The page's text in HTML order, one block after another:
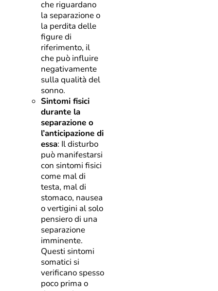
che riguardano
la separazione o
la perdita delle
figure di
riferimento, il
che può influire
negativamente
sulla qualità del
sonno.
Sintomi fisici
durante la
separazione o
l’anticipazione di
essa: Il disturbo
può manifestarsi
con sintomi fisici
come mal di
testa, mal di
stomaco, nausea
o vertigini al solo
pensiero di una
separazione
imminente.
Questi sintomi
somatici si
verificano spesso
poco prima o